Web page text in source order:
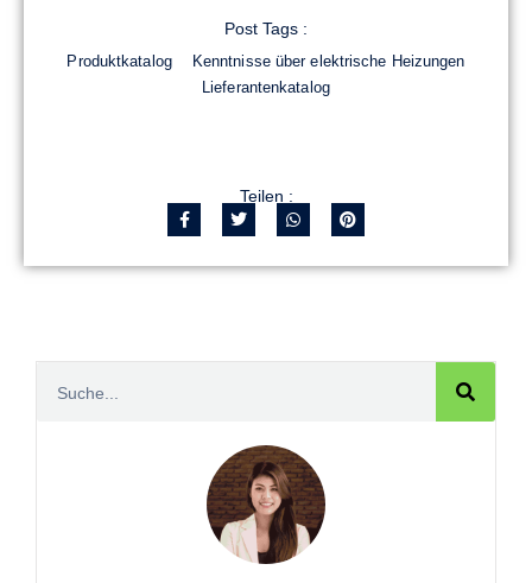
Post Tags :
Produktkatalog
Kenntnisse über elektrische Heizungen
Lieferantenkatalog
Teilen :